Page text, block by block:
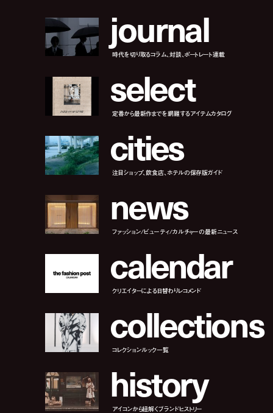
journal
時代を切り取るコラム、対談、ポートレート連載
select
定番から最新作までを網羅するアイテムカタログ
cities
注目ショップ、飲食店、ホテルの保存版ガイド
news
ファッション/ビューティ/カルチャーの最新ニュース
calendar
クリエイターによる日替わりレコメンド
collections
コレクションルック一覧
history
アイコンから紐解くブランドヒストリー